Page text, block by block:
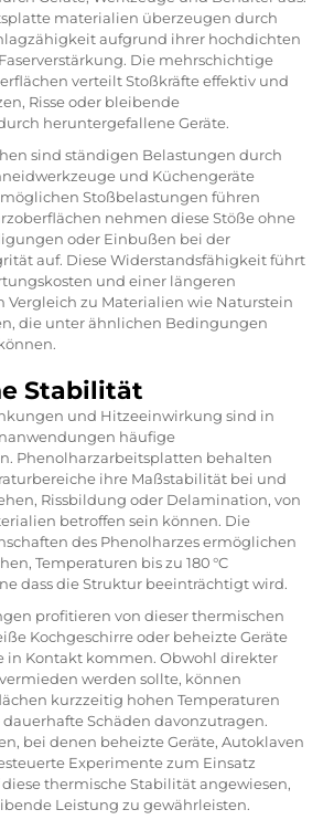
materialien überzeugen durch
aufgrund ihrer hochdichten
Die mehrschichtige
verteilt Stoßkräfte effektiv und
Risse oder bleibende
heruntergefallene Geräte.
sind ständigen Belastungen durch
und Küchengeräte
Stoßbelastungen führen
nehmen diese Stöße ohne
oder Einbußen bei der
auf. Diese Widerstandsfähigkeit führt
und einer längeren
Vergleich zu Materialien wie Naturstein
die unter ähnlichen Bedingungen
Stabilität
und Hitzeeinwirkung sind in
häufige
Phenolharzarbeitsplatten behalten
ihre Maßstabilität bei und
Rissbildung oder Delamination, von
betroffen sein können. Die
des Phenolharzes ermöglichen
Temperaturen bis zu 180 °C
dass die Struktur beeinträchtigt wird.
profitieren von dieser thermischen
Kochgeschirre oder beheizte Geräte
in Kontakt kommen. Obwohl direkter
werden sollte, können
kurzzeitig hohen Temperaturen
Schäden davonzutragen.
bei denen beheizte Geräte, Autoklaven
Experimente zum Einsatz
thermische Stabilität angewiesen,
Leistung zu gewährleisten.